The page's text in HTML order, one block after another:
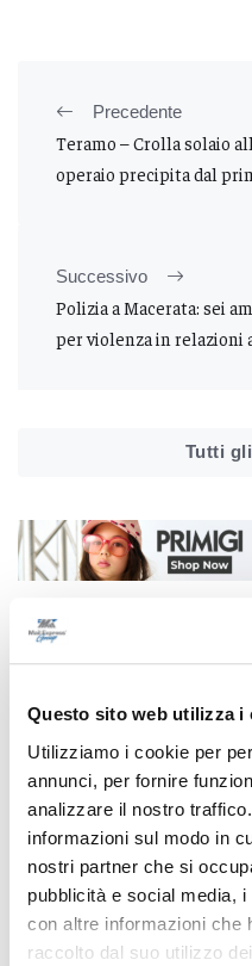
Questo sito web utilizza i
Utilizziamo i cookie per
annunci, per fornire
analizzare il nostro
informazioni sul modo in
nostri partner che si
pubblicità e social media,
con altre informazioni che
raccolto dal suo utilizzo
Precedente
Teramo – Crolla solaio
operaio precipita dal
Successivo
Polizia a Macerata: sei
per violenza in relazioni
Tutti
Correlati